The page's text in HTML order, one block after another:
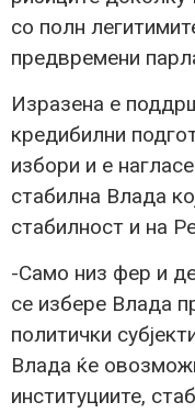
со полн
предвремени
Изразена е
кредибилни
избори и е
стабилна Влада
стабилност и на
-Само низ фер и
се избере Влада
политички
Влада ќе
институциите,